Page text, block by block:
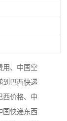
用、中国空
到巴西快递
西价格、中
国快递东西